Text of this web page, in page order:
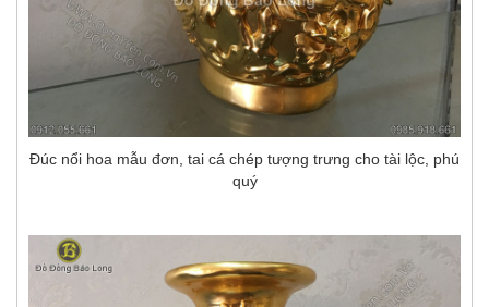
Đúc nổi hoa mẫu đơn, tai cá chép tượng trưng cho tài lộc, phú
quý